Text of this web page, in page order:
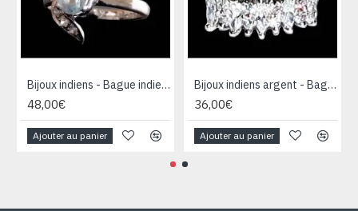
Bijoux indiens - Bague indienne rhodiée Topaze
48,00€
Ajouter au panier
Bijoux indiens argent - Bague indienne oxyde de Zirconium
36,00€
Ajouter au panier